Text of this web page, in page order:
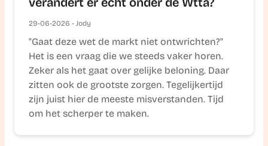
29-06-2026 - Jody
"Gaat deze wet de markt niet ontwrichten?"
Het is een vraag die we steeds vaker horen.
Zeker als het gaat over gelijke beloning. Daar
zitten ook de grootste zorgen. Tegelijkertijd
zijn juist hier de meeste misverstanden. Tijd
om het scherper te maken.